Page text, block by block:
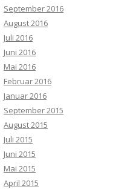
September 2016
August 2016
Juli 2016
Juni 2016
Mai 2016
Februar 2016
Januar 2016
September 2015
August 2015
Juli 2015
Juni 2015
Mai 2015
April 2015